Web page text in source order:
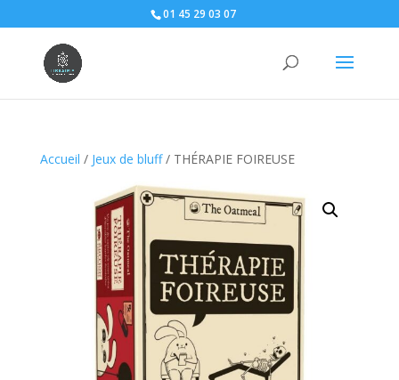
01 45 29 03 07
Accueil / Jeux de bluff/ THÉRAPIE FOIREUSE